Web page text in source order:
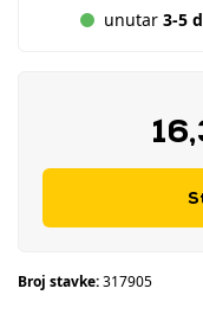
unutar 3-5
Broj stavke:317905